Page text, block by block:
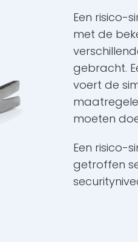
Een risico-
met de
gebracht.
voert de
moeten
Een risico-
getroffen